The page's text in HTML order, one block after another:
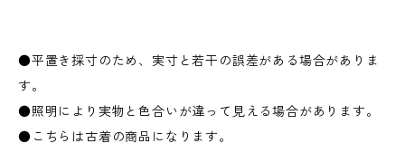
●平置き採寸のため、実寸と若干の誤差がある場合がありま
す。
●照明により実物と色合いが違って見える場合があります。
●こちらは古着の商品になります。